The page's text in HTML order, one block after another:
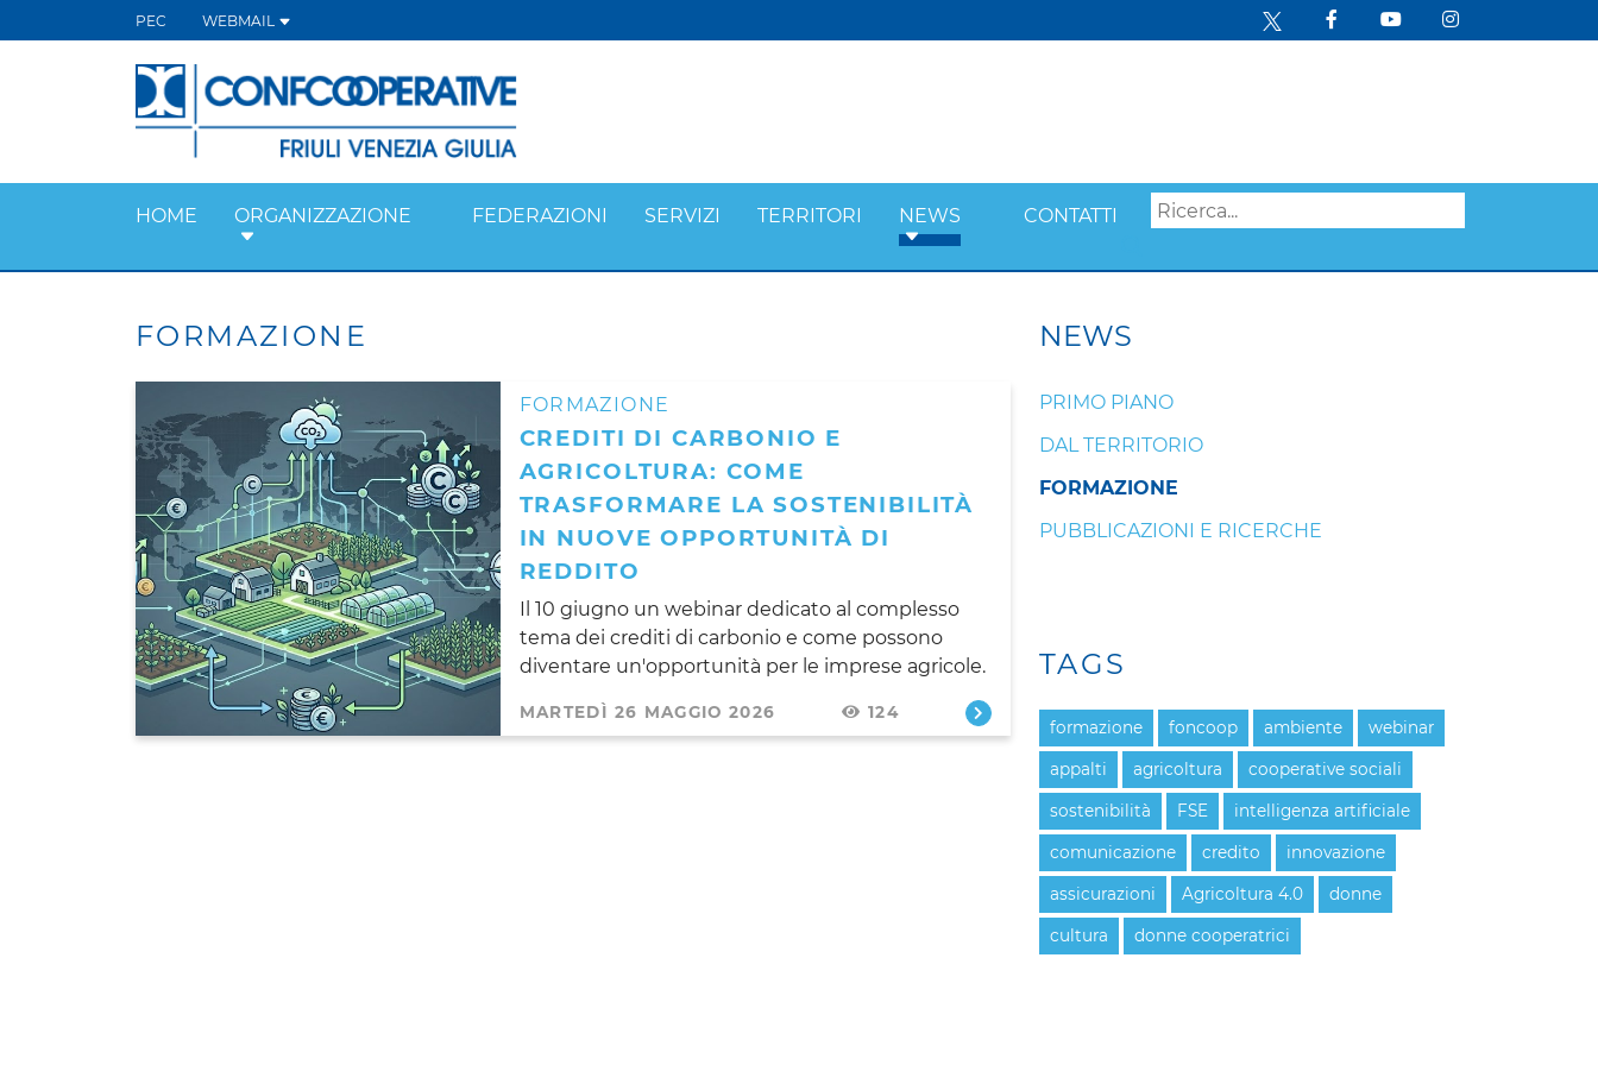
PEC WEBMAIL
HOME ORGANIZZAZIONE FEDERAZIONI SERVIZI TERRITORI NEWS
CONTATTI
FORMAZIONE
FORMAZIONE
CREDITI DI CARBONIO E
AGRICOLTURA: COME
TRASFORMARE LA SOSTENIBILITÀ
IN NUOVE OPPORTUNITÀ DI
REDDITO
Il 10 giugno un webinar dedicato al complesso
tema dei crediti di carbonio e come possono
diventare un'opportunità per le imprese agricole.
MARTEDÌ 26 MAGGIO 2026 124
NEWS
PRIMO PIANO
DAL TERRITORIO
FORMAZIONE
PUBBLICAZIONI E RICERCHE
TAGS
formazione foncoop ambiente webinar
appalti agricoltura cooperative sociali
sostenibilità FSE intelligenza artificiale
comunicazione credito innovazione
assicurazioni Agricoltura 4.0 donne
cultura donne cooperatrici